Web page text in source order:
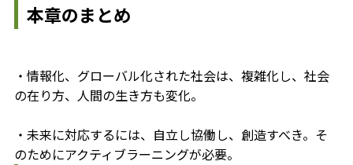
本章のまとめ
・情報化、グローバル化された社会は、複雑化し、社会
の在り方、人間の生き方も変化。
・未来に対応するには、自立し協働し、創造すべき。そ
のためにアクティブラーニングが必要。